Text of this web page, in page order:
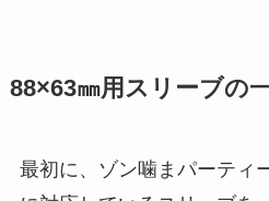
88×63㎜用スリーブの
最初に、ゾン噛まパーティ